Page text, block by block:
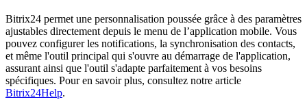
Bitrix24 permet une personnalisation poussée grâce à des paramètres
ajustables directement depuis le menu de l’application mobile. Vous
pouvez configurer les notifications, la synchronisation des contacts,
et même l'outil principal qui s'ouvre au démarrage de l'application,
assurant ainsi que l'outil s'adapte parfaitement à vos besoins
spécifiques. Pour en savoir plus, consultez notre article
Bitrix24Help.